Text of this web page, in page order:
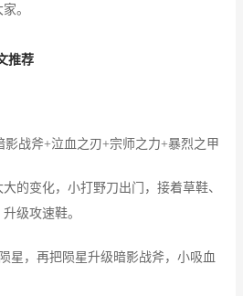
。
推荐
战斧+泣血之刃+宗师之力+暴烈之甲
变化，小打野刀出门，接着草鞋、
级攻速鞋。
，再把陨星升级暗影战斧，小吸血